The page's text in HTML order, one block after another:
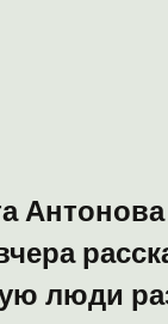
люди